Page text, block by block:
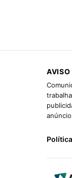
AVISO